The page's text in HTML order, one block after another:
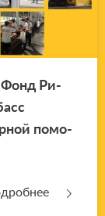
Фонд Ри­
по­мо­